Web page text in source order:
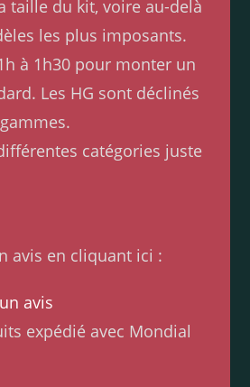
taille du kit, voire au-delà
les plus imposants.
à 1h30 pour monter un
Les HG sont déclinés
catégories juste
avis en cliquant ici :
avis
expédié avec Mondial